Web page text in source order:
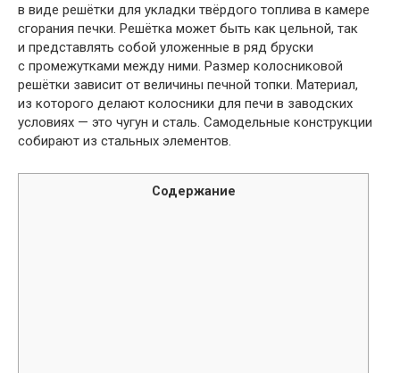
в виде решётки для укладки твёрдого топлива в камере
сгорания печки. Решётка может быть как цельной, так
и представлять собой уложенные в ряд бруски
с промежутками между ними. Размер колосниковой
решётки зависит от величины печной топки. Материал,
из которого делают колосники для печи в заводских
условиях — это чугун и сталь. Самодельные конструкции
собирают из стальных элементов.
Содержание